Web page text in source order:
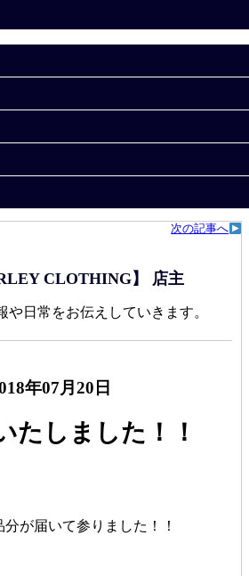
Online Shop
News
News>
次の記事へ
CLOTHING】 店主
や日常をお伝えしていきます。
年07月20日
たしました！！
が届いて参りました！！